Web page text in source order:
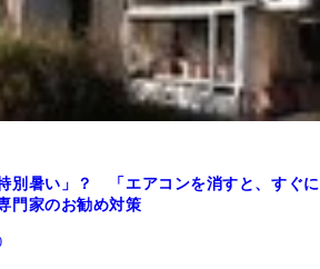
別暑い」？ 「エアコンを消すと、すぐに
門家のお勧め対策